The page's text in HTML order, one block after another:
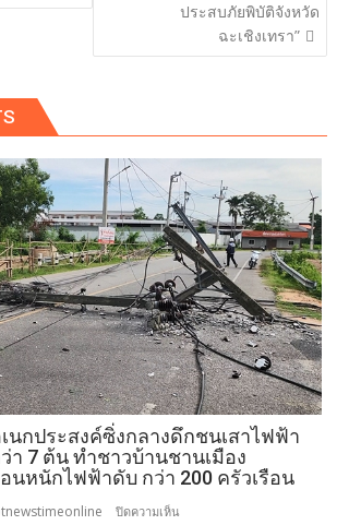
ประสบภัยพิบัติจังหวัด
ฉะเชิงเทรา”
นกประสงค์ซิ่งกลางดึกชนเสาไฟฟ้า
า 7 ต้น ทำชาวบ้านชานเมือง
นหนักไฟฟ้าดับ กว่า 200 ครัวเรือน
ปิดความเห็น